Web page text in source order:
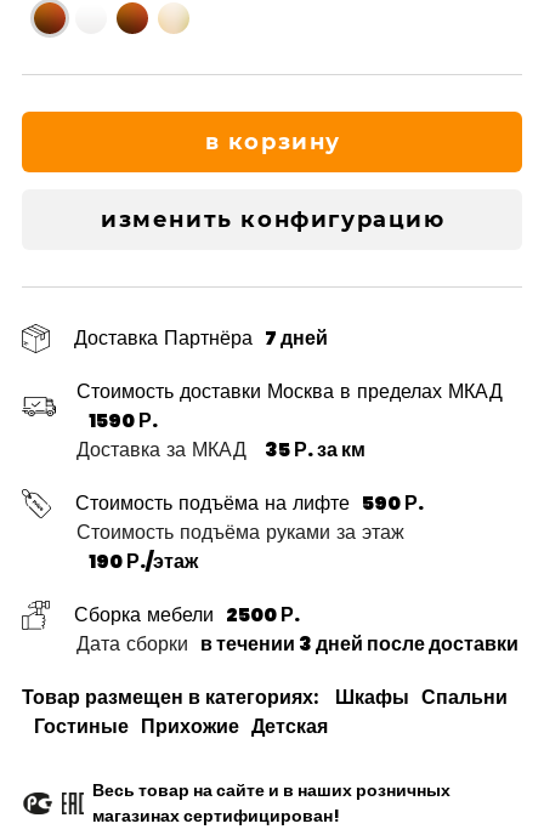
в корзину
изменить конфигурацию
Доставка Партнёра 7 дней
Стоимость доставки Москва в пределах МКАД
1590 Р.
Доставка за МКАД
35 Р. за км
Стоимость подъёма на лифте 590 Р.
Стоимость подъёма руками за этаж
190 Р./этаж
Сборка мебели 2500 Р.
Дата сборки в течении 3 дней после доставки
Товар размещен в категориях:
Шкафы Спальни
Гостиные Прихожие Детская
Весь товар на сайте и в наших розничных
магазинах сертифицирован!